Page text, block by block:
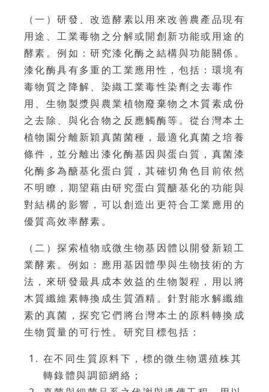
（一）研發、改造酵素以用來改善農產品現有
用途、工業毒物之分解或開創新功能或用途的
酵素。例如：研究漆化酶之結構與功能關係。
漆化酶具有多重的工業應用性，包括：環境有
毒物質之降解、染織工業毒性染劑之去毒作
用、生物製漿與農業植物廢棄物之木質素成份
之去除、與化合物之反應觸酶等。從台灣本土
植物園分離新穎真菌菌種，最適化真菌之培養
條件，並分離出漆化酶基因與蛋白質，真菌漆
化酶多為醣基化蛋白質，其確切角色目前依然
不明瞭，期望藉由研究蛋白質醣基化的功能與
對結構的影響，可以創造出更符合工業應用的
優質高效率酵素。
（二）探索植物或微生物基因體以開發新穎工
業酵素。例如：應用基因體學與生物技術的方
法，來研發最具成本效益的生物製程，用以將
木質纖維素轉換成生質酒精。針對能水解纖維
素的真菌，探究它們將台灣本土的原料轉換成
生物質量的可行性。研究目標包括：
在不同生質原料下，標的微生物選殖株其
轉錄體與調節網絡；